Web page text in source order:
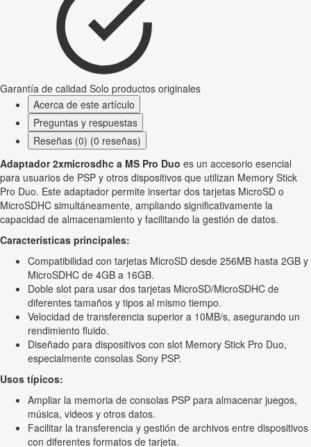
Garantía de calidad Solo productos originales
Acerca de este artículo
Preguntas y respuestas
Reseñas (0) (0 reseñas)
Adaptador 2xmicrosdhc a MS Pro Duo es un accesorio esencial
para usuarios de PSP y otros dispositivos que utilizan Memory Stick
Pro Duo. Este adaptador permite insertar dos tarjetas MicroSD o
MicroSDHC simultáneamente, ampliando significativamente la
capacidad de almacenamiento y facilitando la gestión de datos.
Características principales:
Compatibilidad con tarjetas MicroSD desde 256MB hasta 2GB y
MicroSDHC de 4GB a 16GB.
Doble slot para usar dos tarjetas MicroSD/MicroSDHC de
diferentes tamaños y tipos al mismo tiempo.
Velocidad de transferencia superior a 10MB/s, asegurando un
rendimiento fluido.
Diseñado para dispositivos con slot Memory Stick Pro Duo,
especialmente consolas Sony PSP.
Usos típicos:
Ampliar la memoria de consolas PSP para almacenar juegos,
música, videos y otros datos.
Facilitar la transferencia y gestión de archivos entre dispositivos
con diferentes formatos de tarjeta.